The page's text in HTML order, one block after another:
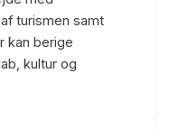
turismen samt
kan berige
kultur og